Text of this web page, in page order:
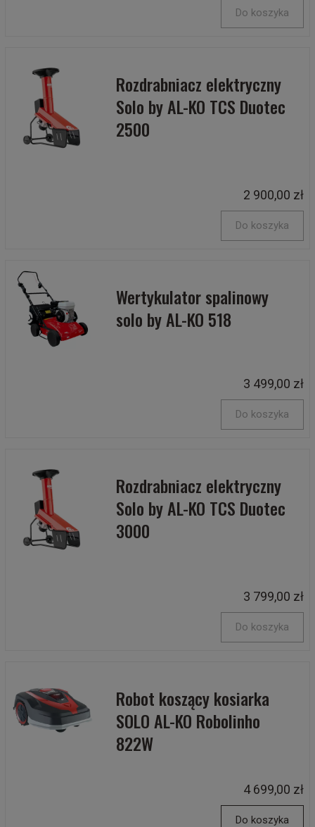
Do koszyka
Rozdrabniacz elektryczny
Solo by AL-KO TCS Duotec
2500
2 900,00 zł
Do koszyka
Wertykulator spalinowy
solo by AL-KO 518
3 499,00 zł
Do koszyka
Rozdrabniacz elektryczny
Solo by AL-KO TCS Duotec
3000
3 799,00 zł
Do koszyka
Robot koszący kosiarka
SOLO AL-KO Robolinho
822W
4 699,00 zł
Do koszyka